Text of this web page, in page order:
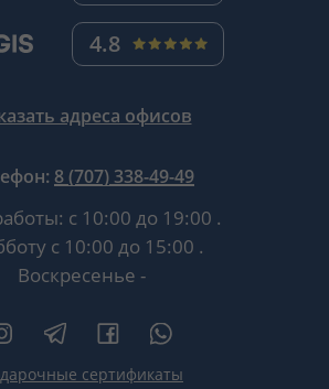
4.8
адреса офисов
8 (707) 338-49-49
с 10:00 до 19:00 .
с 10:00 до 15:00 .
Воскресенье -
сертификаты